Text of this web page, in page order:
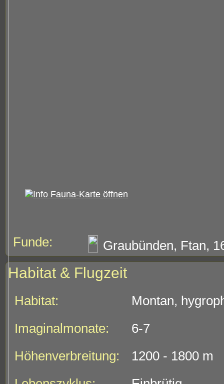
Funde: Graubünden, Ftan,
Habitat & Flugzeit
Habitat:
Montan,
Imaginalmonate:
6-7
Höhenverbreitung:
1200 - 1800 m